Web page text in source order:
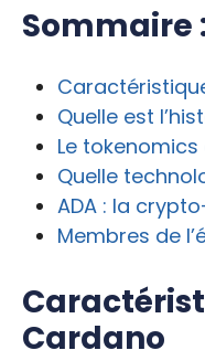
Sommaire
Quelle est
Le tokenomics
Quelle
ADA : la
Membres de
Cardano